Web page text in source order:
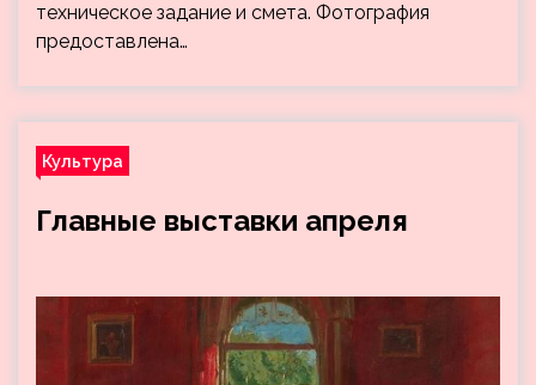
техническое задание и смета. Фотография
предоставлена…
Культура
Главные выставки апреля